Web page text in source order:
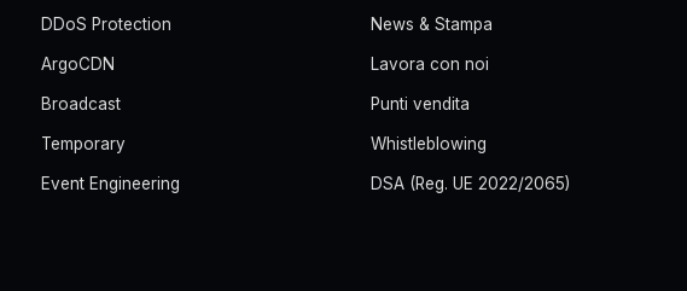
DDoS Protection
ArgoCDN
Broadcast
Temporary
Event Engineering
News & Stampa
Lavora con noi
Punti vendita
Whistleblowing
DSA (Reg. UE 2022/2065)